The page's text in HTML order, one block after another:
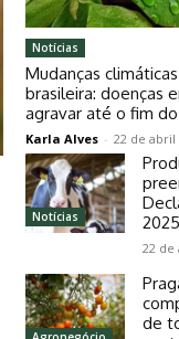
Notícias
Mudanças
brasileira: doenças
agravar até o fim
Karla Alves - 22 de abril
Notícias
2025
22 de
de